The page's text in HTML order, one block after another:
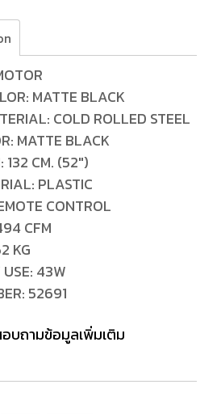
MATTE BLACK
COLD ROLLED STEEL
MATTE BLACK
132 CM. (52")
PLASTIC
CONTROL
CFM
KG
43W
52691
บถามข้อมูลเพิ่มเติม